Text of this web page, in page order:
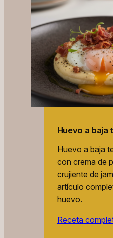
Huevo a baja
Huevo a baja
con crema de
crujiente de
artículo
huevo.
Receta